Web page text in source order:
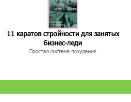
11 каратов стройности для занятых
бизнес-леди
Простая система похудения